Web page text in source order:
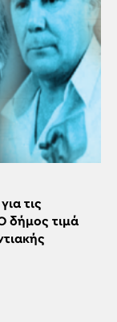
τις
δήμος τιμά